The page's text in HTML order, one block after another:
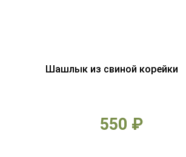
Шашлык из свиной корейки
550 ₽